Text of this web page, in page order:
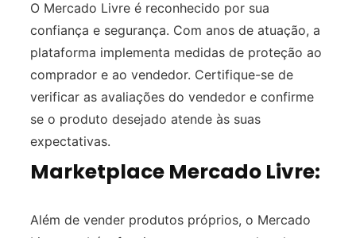
O Mercado Livre é reconhecido por sua
confiança e segurança. Com anos de atuação, a
plataforma implementa medidas de proteção ao
comprador e ao vendedor. Certifique-se de
verificar as avaliações do vendedor e confirme
se o produto desejado atende às suas
expectativas.
Marketplace Mercado Livre:
Além de vender produtos próprios, o Mercado